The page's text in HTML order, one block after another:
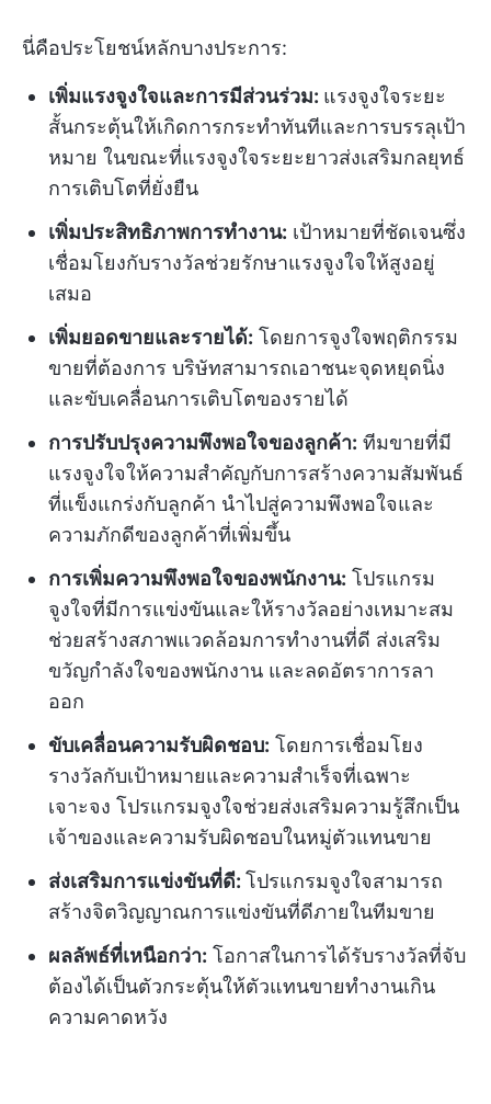
นี่คือประโยชน์หลักบางประการ:
เพิ่มแรงจูงใจและการมีส่วนร่วม: แรงจูงใจระยะ
สั้นกระตุ้นให้เกิดการกระทำทันทีและการบรรลุเป้า
หมาย ในขณะที่แรงจูงใจระยะยาวส่งเสริมกลยุทธ์
การเติบโตที่ยั่งยืน
เพิ่มประสิทธิภาพการทำงาน: เป้าหมายที่ชัดเจนซึ่ง
เชื่อมโยงกับรางวัลช่วยรักษาแรงจูงใจให้สูงอยู่
เสมอ
เพิ่มยอดขายและรายได้: โดยการจูงใจพฤติกรรม
ขายที่ต้องการ บริษัทสามารถเอาชนะจุดหยุดนิ่ง
และขับเคลื่อนการเติบโตของรายได้
การปรับปรุงความพึงพอใจของลูกค้า: ทีมขายที่มี
แรงจูงใจให้ความสำคัญกับการสร้างความสัมพันธ์
ที่แข็งแกร่งกับลูกค้า นำไปสู่ความพึงพอใจและ
ความภักดีของลูกค้าที่เพิ่มขึ้น
การเพิ่มความพึงพอใจของพนักงาน: โปรแกรม
จูงใจที่มีการแข่งขันและให้รางวัลอย่างเหมาะสม
ช่วยสร้างสภาพแวดล้อมการทำงานที่ดี ส่งเสริม
ขวัญกำลังใจของพนักงาน และลดอัตราการลา
ออก
ขับเคลื่อนความรับผิดชอบ: โดยการเชื่อมโยง
รางวัลกับเป้าหมายและความสำเร็จที่เฉพาะ
เจาะจง โปรแกรมจูงใจช่วยส่งเสริมความรู้สึกเป็น
เจ้าของและความรับผิดชอบในหมู่ตัวแทนขาย
ส่งเสริมการแข่งขันที่ดี: โปรแกรมจูงใจสามารถ
สร้างจิตวิญญาณการแข่งขันที่ดีภายในทีมขาย
ผลลัพธ์ที่เหนือกว่า: โอกาสในการได้รับรางวัลที่จับ
ต้องได้เป็นตัวกระตุ้นให้ตัวแทนขายทำงานเกิน
ความคาดหวัง